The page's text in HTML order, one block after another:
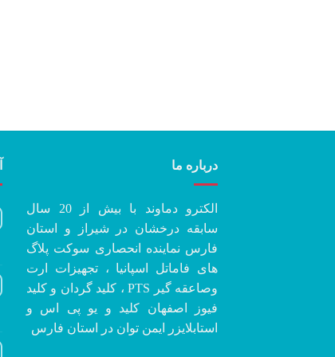
درباره ما
الکترو دماوند با بیش از 20 سال
سابقه درخشان در شیراز و استان
فارس نماینده انحصاری سوکت پلاگ
های فاماتل اسپانیا ، تجهیزات ارت
وصاعقه گیر PTS ، کلید گردان و کلید
فیوز اصفهان کلید و یو پی اس و
استابلایزر ایمن توان در استان فارس